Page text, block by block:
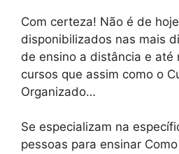
Com certeza! Não é de
disponibilizados nas mais
de ensino a distância e até
cursos que assim como o
Organizado…
Se especializam na
pessoas para ensinar